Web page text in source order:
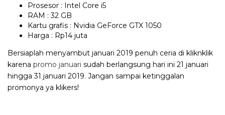
Prosesor : Intel Core i5
RAM : 32 GB
Kartu grafis : Nvidia GeForce GTX 1050
Harga : Rp14 juta
Bersiaplah menyambut januari 2019 penuh ceria di kliknklik
karena promo januari sudah berlangsung hari ini 21 januari
hingga 31 januari 2019. Jangan sampai ketinggalan
promonya ya klikers!